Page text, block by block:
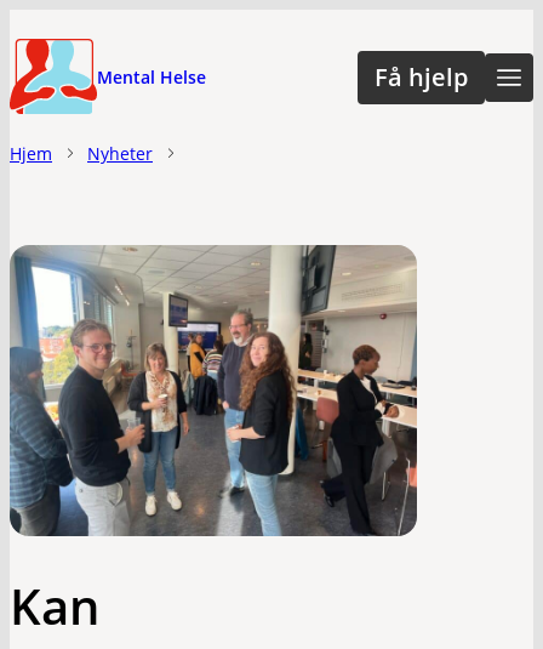
til
hovedinnhold
Mental Helse Få hjelp
Hjem Nyheter
Kan